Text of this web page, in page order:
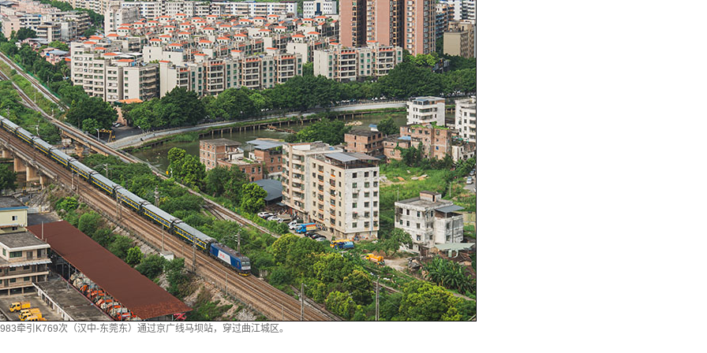
牵引K769次（汉中-东莞东）通过京广线马坝站，穿过曲江城区。